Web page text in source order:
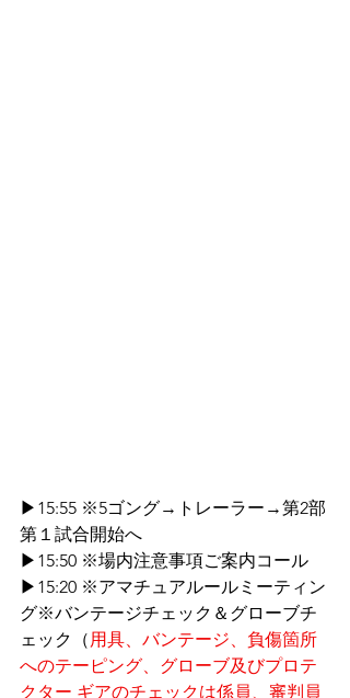
▶15:55 ※5ゴング→トレーラー→第2部
第１試合開始へ
▶15:50 ※場内注意事項ご案内コール
▶15:20 ※アマチュアルールミーティン
グ※バンテージチェック＆グローブチ
ェック（用具、バンテージ、負傷箇所
へのテーピング、グローブ及びプロテ
クター ギアのチェックは係員、審判員